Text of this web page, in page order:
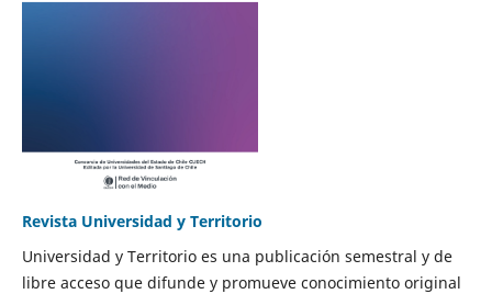
Revista Universidad y Territorio
Universidad y Territorio es una publicación semestral y de
libre acceso que difunde y promueve conocimiento original